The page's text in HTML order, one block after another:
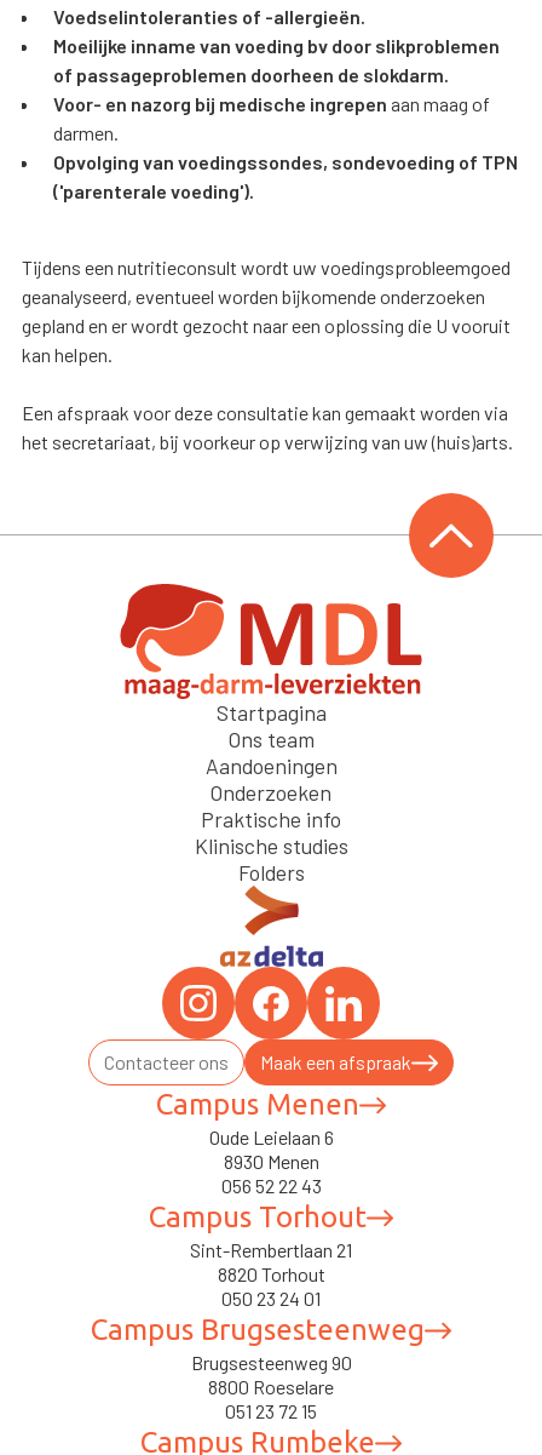
Voedselintoleranties of -allergieën.
Moeilijke inname van voeding bv door slikproblemen
of passageproblemen doorheen de slokdarm.
Voor- en nazorg bij medische ingrepen aan maag of
darmen.
Opvolging van voedingssondes, sondevoeding of TPN
('parenterale voeding').
Tijdens een nutritieconsult wordt uw voedingsprobleemgoed
geanalyseerd, eventueel worden bijkomende onderzoeken
gepland en er wordt gezocht naar een oplossing die U vooruit
kan helpen.
Een afspraak voor deze consultatie kan gemaakt worden via
het secretariaat, bij voorkeur op verwijzing van uw (huis)arts.
Startpagina
Ons team
Aandoeningen
Onderzoeken
Praktische info
Klinische studies
Folders
Campus Rumbeke
Campus Brugsesteenweg
Brugsesteenweg 90
8800 Roeselare
051 23 72 15
Campus Torhout
Sint-Rembertlaan 21
8820 Torhout
050 23 24 01
Campus Menen
Oude Leielaan 6
8930 Menen
056 52 22 43
Maak een afspraak
Contacteer ons